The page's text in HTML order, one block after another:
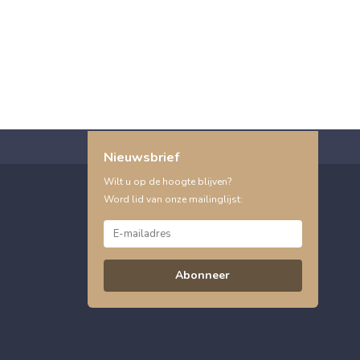
Nieuwsbrief
Wilt u op de hoogte blijven?
Word lid van onze mailinglijst:
Abonneer